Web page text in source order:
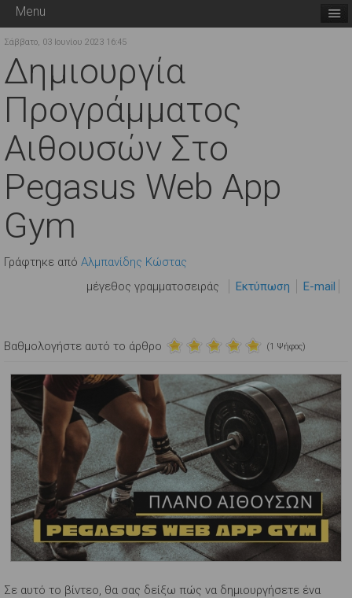
Menu
Σάββατο, 03 Ιουνίου 2023 16:45
Δημιουργία
Προγράμματος
Αιθουσών Στο
Pegasus Web App
Gym
Γράφτηκε από Αλμπανίδης Κώστας
μέγεθος γραμματοσειράς
Εκτύπωση E-mail
Βαθμολογήστε αυτό το άρθρο (1 Ψήφος)
Σε αυτό το βίντεο, θα σας δείξω πώς να δημιουργήσετε ένα